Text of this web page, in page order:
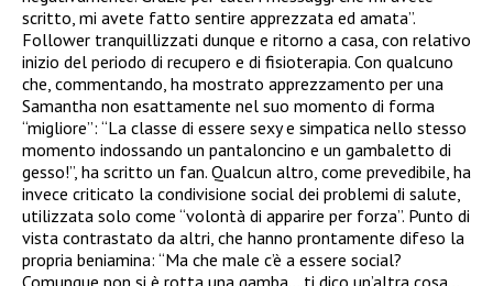
scritto, mi avete fatto sentire apprezzata ed amata”.
Follower tranquillizzati dunque e ritorno a casa, con relativo
inizio del periodo di recupero e di fisioterapia. Con qualcuno
che, commentando, ha mostrato apprezzamento per una
Samantha non esattamente nel suo momento di forma
“migliore”: “La classe di essere sexy e simpatica nello stesso
momento indossando un pantaloncino e un gambaletto di
gesso!”, ha scritto un fan. Qualcun altro, come prevedibile, ha
invece criticato la condivisione social dei problemi di salute,
utilizzata solo come “volontà di apparire per forza”. Punto di
vista contrastato da altri, che hanno prontamente difeso la
propria beniamina: “Ma che male c’è a essere social?
Comunque non si è rotta una gamba… ti dico un’altra cosa…